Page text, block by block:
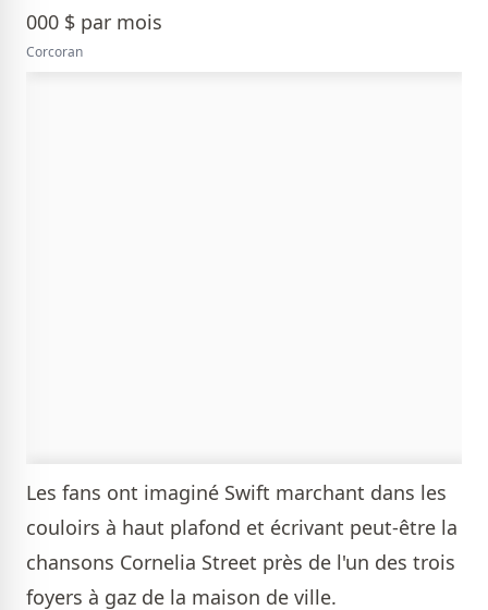
Corcoran
Les fans ont imaginé Swift marchant dans les
couloirs à haut plafond et écrivant peut-être la
chansons Cornelia Street près de l'un des trois
foyers à gaz de la maison de ville.